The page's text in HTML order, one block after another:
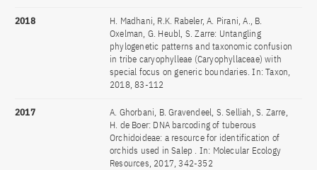
2018
H. Madhani, R.K. Rabeler, A. Pirani, A., B.
Oxelman, G. Heubl, S. Zarre: Untangling
phylogenetic patterns and taxonomic confusion
in tribe caryophylleae (Caryophyllaceae) with
special focus on generic boundaries. In: Taxon,
2018, 83-112
2017
A. Ghorbani, B. Gravendeel, S. Selliah, S. Zarre,
H. de Boer: DNA barcoding of tuberous
Orchidoideae: a resource for identification of
orchids used in Salep . In: Molecular Ecology
Resources, 2017, 342-352